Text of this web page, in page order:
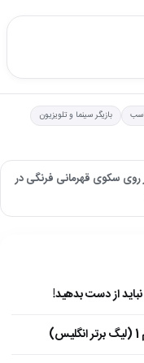
بازیگر سینما و تلویزیون
روی سکوی قهرمانی فرنگی در